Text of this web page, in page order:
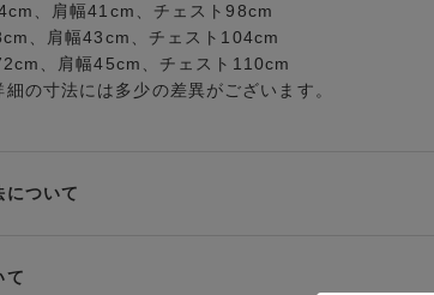
、肩幅41cm、チェスト98cm
、肩幅43cm、チェスト104cm
、肩幅45cm、チェスト110cm
の寸法には多少の差異がございます。
について
は下記よりお選びいただけます。
て